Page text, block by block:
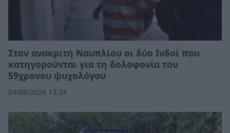
Στον ανακριτή Ναυπλίου οι δύο Ινδοί που
κατηγορούνται για τη δολοφονία του
59χρονου ψυχολόγου
04/08/2026 13:24